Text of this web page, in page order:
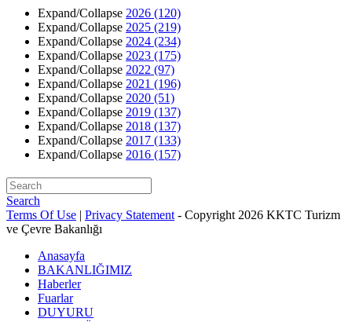
Expand/Collapse 2026 (120)
Expand/Collapse 2025 (219)
Expand/Collapse 2024 (234)
Expand/Collapse 2023 (175)
Expand/Collapse 2022 (97)
Expand/Collapse 2021 (196)
Expand/Collapse 2020 (51)
Expand/Collapse 2019 (137)
Expand/Collapse 2018 (137)
Expand/Collapse 2017 (133)
Expand/Collapse 2016 (157)
Search
Terms Of Use | Privacy Statement - Copyright 2026 KKTC Turizm
ve Çevre Bakanlığı
Anasayfa
BAKANLIĞIMIZ
Haberler
Fuarlar
DUYURU